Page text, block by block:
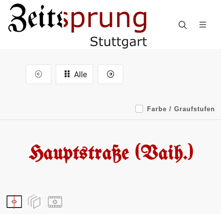
Alle
Farbe / Graufstufen
Hauptstraße (Vaih.)